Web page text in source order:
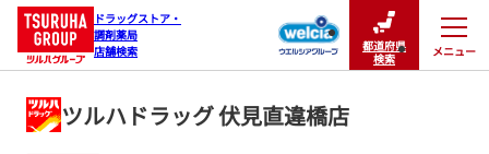
ドラッグストア・
調剤薬局
店舗検索
都道府県
検索
メニュー
閉じる
ツルハドラッグ 伏見直違橋店